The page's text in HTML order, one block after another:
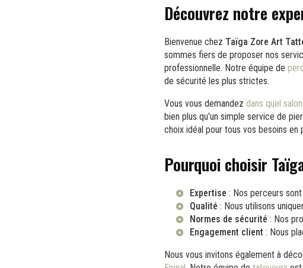
Découvrez notre
Bienvenue chez Taïga Zore Art
sommes fiers de proposer nos
professionnelle. Notre équipe de
de sécurité les plus strictes.
Vous vous demandez dans quel
bien plus qu'un simple service de
choix idéal pour tous vos besoins en
Pourquoi choisir
Expertise : Nos perceurs
Qualité : Nous utilisons
Normes de sécurité : Nos
Engagement client : Nous
Nous vous invitons également à